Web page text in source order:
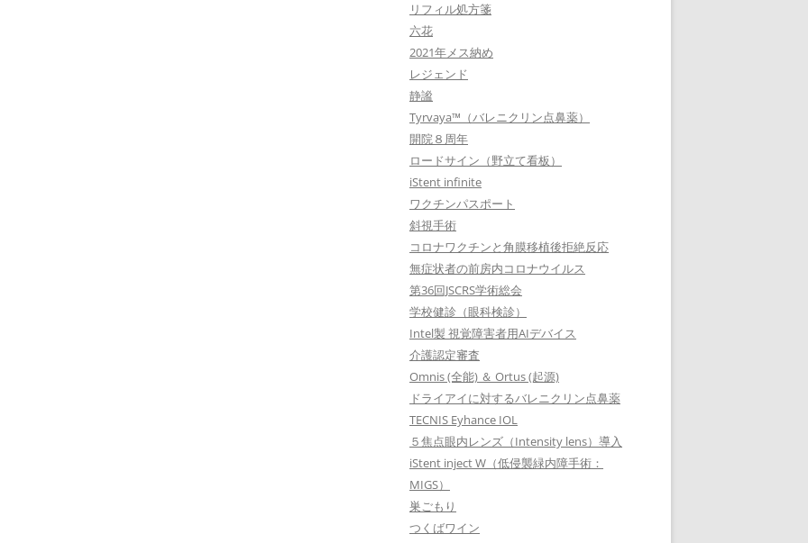
リフィル処方箋
六花
2021年メス納め
レジェンド
静謐
Tyrvaya™（バレニクリン点鼻薬）
開院８周年
ロードサイン（野立て看板）
iStent infinite
ワクチンパスポート
斜視手術
コロナワクチンと角膜移植後拒絶反応
無症状者の前房内コロナウイルス
第36回JSCRS学術総会
学校健診（眼科検診）
Intel製 視覚障害者用AIデバイス
介護認定審査
Omnis (全能) ＆ Ortus (起源)
ドライアイに対するバレニクリン点鼻薬
TECNIS Eyhance IOL
５焦点眼内レンズ（Intensity lens）導入
iStent inject W（低侵襲緑内障手術：
MIGS）
巣ごもり
つくばワイン